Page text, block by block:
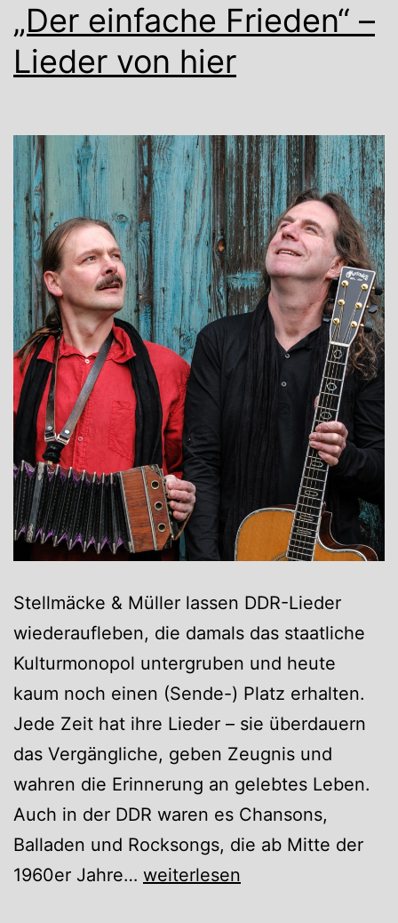
„Der einfache Frieden“ –
Lieder von hier
Stellmäcke & Müller lassen DDR-Lieder
wiederaufleben, die damals das staatliche
Kulturmonopol untergruben und heute
kaum noch einen (Sende-) Platz erhalten.
Jede Zeit hat ihre Lieder – sie überdauern
das Vergängliche, geben Zeugnis und
wahren die Erinnerung an gelebtes Leben.
Auch in der DDR waren es Chansons,
Balladen und Rocksongs, die ab Mitte der
1960er Jahre… „Der
weiterlesen